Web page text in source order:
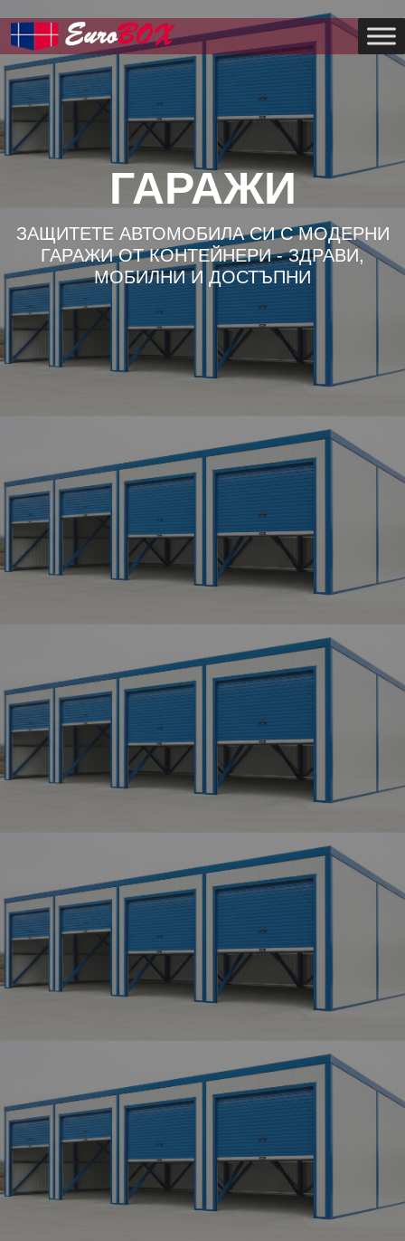
ГАРАЖИ
ЗАЩИТЕТЕ АВТОМОБИЛА СИ С МОДЕРНИ
ГАРАЖИ ОТ КОНТЕЙНЕРИ - ЗДРАВИ,
МОБИЛНИ И ДОСТЪПНИ